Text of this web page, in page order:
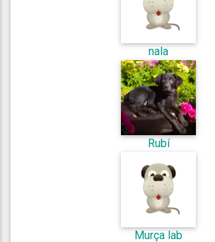
nala
Rubí
Murça lab